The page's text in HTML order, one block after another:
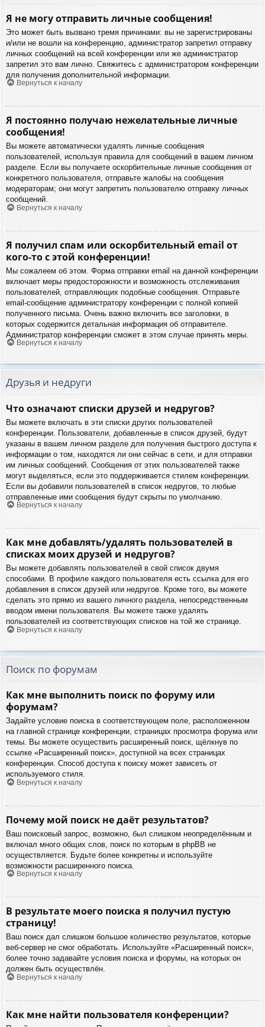
Я не могу отправить личные сообщения!
Это может быть вызвано тремя причинами: вы не зарегистрированы
и/или не вошли на конференцию, администратор запретил отправку
личных сообщений на всей конференции или же администратор
запретил это вам лично. Свяжитесь с администратором конференции
для получения дополнительной информации.
Вернуться к началу
Я постоянно получаю нежелательные личные
сообщения!
Вы можете автоматически удалять личные сообщения
пользователей, используя правила для сообщений в вашем личном
разделе. Если вы получаете оскорбительные личные сообщения от
конкретного пользователя, отправьте жалобы на сообщения
модераторам; они могут запретить пользователю отправку личных
сообщений.
Вернуться к началу
Я получил спам или оскорбительный email от
кого-то с этой конференции!
Мы сожалеем об этом. Форма отправки email на данной конференции
включает меры предосторожности и возможность отслеживания
пользователей, отправляющих подобные сообщения. Отправьте
email-сообщение администратору конференции с полной копией
полученного письма. Очень важно включить все заголовки, в
которых содержится детальная информация об отправителе.
Администратор конференции сможет в этом случае принять меры.
Вернуться к началу
Друзья и недруги
Что означают списки друзей и недругов?
Вы можете включать в эти списки других пользователей
конференции. Пользователи, добавленные в список друзей, будут
указаны в вашем личном разделе для получения быстрого доступа к
информации о том, находятся ли они сейчас в сети, и для отправки
им личных сообщений. Сообщения от этих пользователей также
могут выделяться, если это поддерживается стилем конференции.
Если вы добавили пользователей в список недругов, то любые
отправленные ими сообщения будут скрыты по умолчанию.
Вернуться к началу
Как мне добавлять/удалять пользователей в
списках моих друзей и недругов?
Вы можете добавлять пользователей в свой список двумя
способами. В профиле каждого пользователя есть ссылка для его
добавления в список друзей или недругов. Кроме того, вы можете
сделать это прямо из вашего личного раздела, непосредственным
вводом имени пользователя. Вы можете также удалять
пользователей из соответствующих списков на той же странице.
Вернуться к началу
Поиск по форумам
Как мне выполнить поиск по форуму или
форумам?
Задайте условие поиска в соответствующем поле, расположенном
на главной странице конференции, страницах просмотра форума или
темы. Вы можете осуществить расширенный поиск, щёлкнув по
ссылке «Расширенный поиск», доступной на всех страницах
конференции. Способ доступа к поиску может зависеть от
используемого стиля.
Вернуться к началу
Почему мой поиск не даёт результатов?
Ваш поисковый запрос, возможно, был слишком неопределённым и
включал много общих слов, поиск по которым в phpBB не
осуществляется. Будьте более конкретны и используйте
возможности расширенного поиска.
Вернуться к началу
В результате моего поиска я получил пустую
страницу!
Ваш поиск дал слишком большое количество результатов, которые
веб-сервер не смог обработать. Используйте «Расширенный поиск»,
более точно задавайте условия поиска и форумы, на которых он
должен быть осуществлён.
Вернуться к началу
Как мне найти пользователя конференции?